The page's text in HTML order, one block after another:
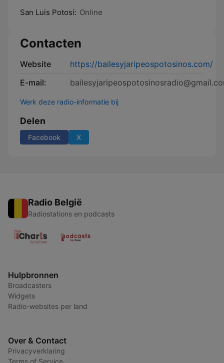
San Luis Potosí: Online
Contacten
Website
https://bailesyjaripeospotosinos.com/
E-mail:
Werk deze radio-informatie bij
Delen
Facebook X
Radio België
Radiostations en podcasts
Hulpbronnen
Broadcasters
Widgets
Radio-websites per land
Over & Contact
Privacyverklaring
Terms of Service